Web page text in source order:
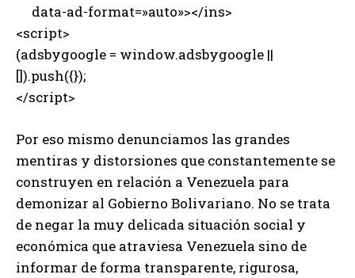
data-ad-format=»auto»></ins>
<script>
(adsbygoogle = window.adsbygoogle ||
[]).push({});
</script>
Por eso mismo denunciamos las grandes
mentiras y distorsiones que constantemente se
construyen en relación a Venezuela para
demonizar al Gobierno Bolivariano. No se trata
de negar la muy delicada situación social y
económica que atraviesa Venezuela sino de
informar de forma transparente, rigurosa,